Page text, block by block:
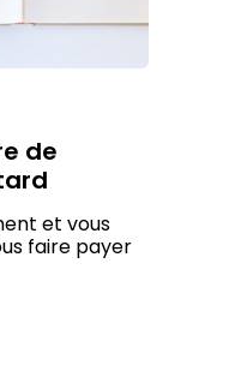
de
et vous
faire payer